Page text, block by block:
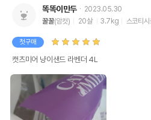
똑똑이만두
2023.05.30
꿀꿀(암컷) 20살 3.7kg 스코티
첫구매
캣츠미어 냥이샌드 라벤더 4L